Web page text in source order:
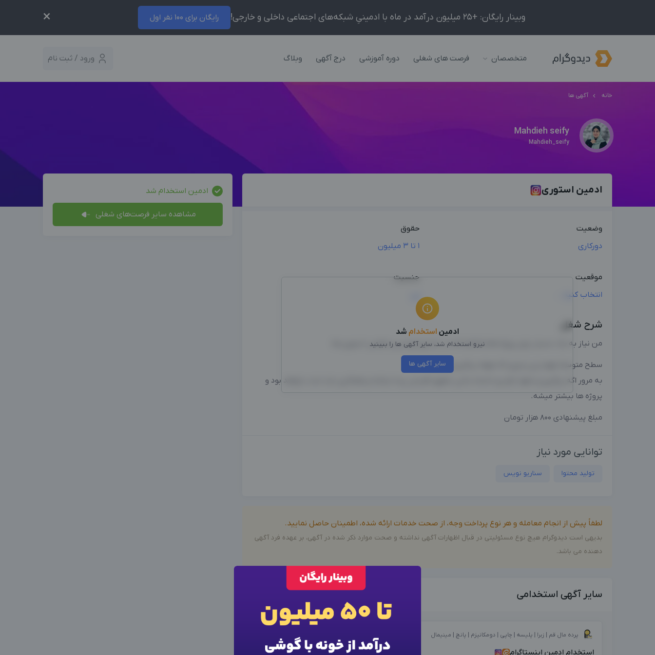
وبینار رایگان: +25 میلیون درآمد در ماه با ادمینیِ شبکه‌های اجتماعی داخلی و خارجی! رایگان برای 100 نفر اول ×
متخصصان فرصت های شغلی دوره آموزشی درج آگهی وبلاگ ورود / ثبت نام
خانه آگهی ها
Mahdieh seify
Mahdieh_seify
ادمین استوری
وضعیت
دورکاری
حقوق
1 تا 3 میلیون
موقعیت
انتخاب کنید...
جنسیت
شرح شغل
من نیاز به یک دستیار برای پروژه هام کمکم کنه در سناریو نویسی و طراحی استوری ها
سطح متوسط مهم ترین چیزی که مهمه پیگیری و نظم.
به مرور اگه پیگیری و تعهد لازم رو داشته باشن حقوق افزایش پیدا میکنه و همکاری بلند مدت خواهد بود و
پروژه ها بیشتر میشه.
مبلغ پیشنهادی ۸۰۰ هزار تومان
توانایی مورد نیاز
تولید محتوا سناریو نویس
ادمین استخدام شد
نیرو استخدام شد، سایر آگهی ها را ببینید
سایر آگهی ها
لطفاً پیش از انجام معامله و هر نوع پرداخت وجه، از صحت خدمات ارائه شده، اطمینان حاصل نمایید.
بدیهی است دیدوگرام هیچ نوع مسئولیتی در قبال اظهارات آگهی نداشته و صحت موارد ذکر شده در آگهی، بر عهده فرد آگهی
دهنده می باشد.
سایر آگهی استخدامی
پرده مال قم | زبرا | پلیسه | چاپی | دومکانیزم | پانچ | مینیمال
استخدام ادمین اینستاگرام
ادمین استخدام شد
مشاهده سایر فرصت‌های شغلی
ورود به حساب کاربری
شماره موبایل خود را وارد کنید
بعد از ثبت شماره کد برای شما پیامک خواهد شد
وارد حساب کاربری شوید
برای نمایش اطلاعات تماس این آگهی از فرم زیر برای ورود یا
ثبت نام اقدام کنید.
شماره موبایل خود را وارد کنید